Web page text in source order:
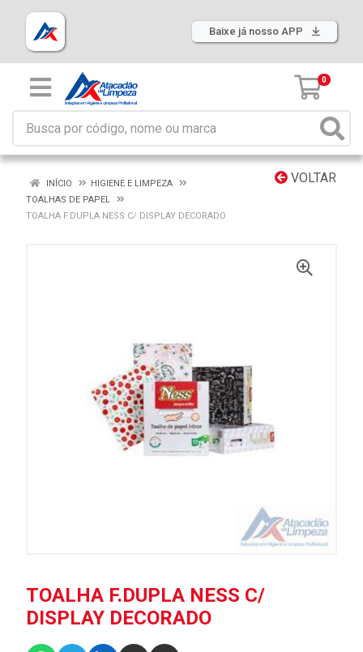
Baixe já nosso APP
0
VOLTAR
INÍCIO
HIGIENE E LIMPEZA
TOALHAS DE PAPEL
TOALHA F.DUPLA NESS C/ DISPLAY DECORADO
TOALHA F.DUPLA NESS C/
DISPLAY DECORADO